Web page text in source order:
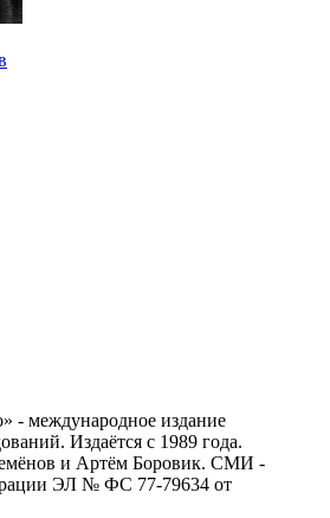
- международное издание
Издаётся с 1989 года.
и Артём Боровик. CМИ -
ЭЛ № ФС 77-79634 от